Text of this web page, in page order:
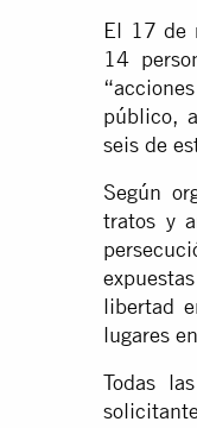
El 17 de
14
público,
seis de
Según
tratos y
libertad
lugares
Todas